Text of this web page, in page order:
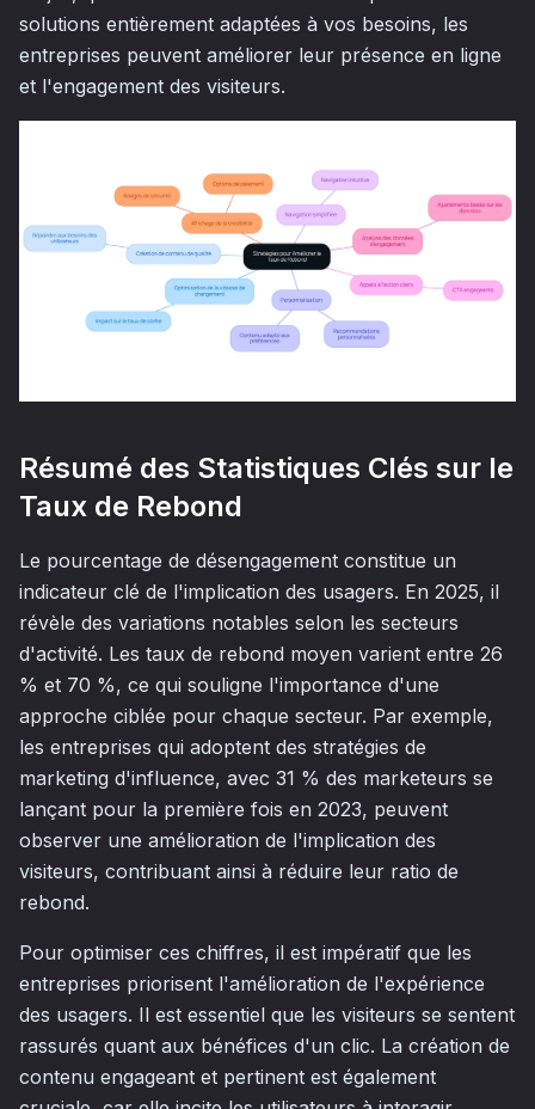
solutions entièrement adaptées à vos besoins, les
entreprises peuvent améliorer leur présence en ligne
et l'engagement des visiteurs.
Résumé des Statistiques Clés sur le
Taux de Rebond
Le pourcentage de désengagement constitue un
indicateur clé de l'implication des usagers. En 2025, il
révèle des variations notables selon les secteurs
d'activité. Les taux de rebond moyen varient entre 26
% et 70 %, ce qui souligne l'importance d'une
approche ciblée pour chaque secteur. Par exemple,
les entreprises qui adoptent des stratégies de
marketing d'influence, avec 31 % des marketeurs se
lançant pour la première fois en 2023, peuvent
observer une amélioration de l'implication des
visiteurs, contribuant ainsi à réduire leur ratio de
rebond.
Pour optimiser ces chiffres, il est impératif que les
entreprises priorisent l'amélioration de l'expérience
des usagers. Il est essentiel que les visiteurs se sentent
rassurés quant aux bénéfices d'un clic. La création de
contenu engageant et pertinent est également